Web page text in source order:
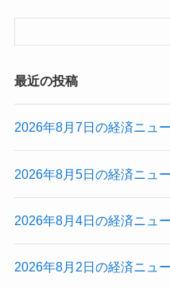
最近の投稿
2026年8月7日の経済ニュ
2026年8月5日の経済ニュ
2026年8月4日の経済ニュ
2026年8月2日の経済ニュ